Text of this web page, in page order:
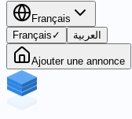
Français
Français ✓ العربية
Ajouter une annonce